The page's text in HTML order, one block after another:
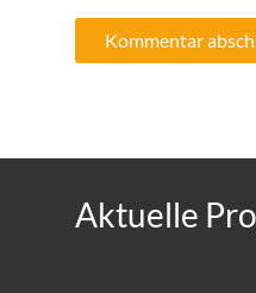
Aktuelle